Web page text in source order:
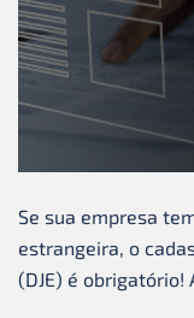
Se sua empresa
estrangeira, o
(DJE) é